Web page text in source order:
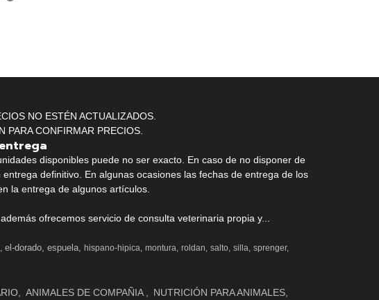
NO ESTÉN ACTUALIZADOS.
PARA CONFIRMAR PRECIOS.
disponibles puede no ser exacto. En caso de no disponer de
definitivo. En algunas ocasiones las fechas de entrega de los
la entrega de algunos artículos.
ofrecemos servicio de consulta veterinaria propia y...
el-dorado espuela hispano-hipica montura roldan salto silla sprenger
ANIMALES DE COMPAÑIA
NUTRICIÓN PARA ANIMALES